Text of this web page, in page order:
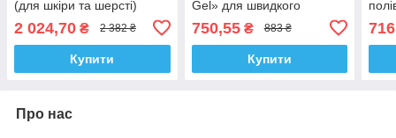
(для шкіри та шерсті)
2 024,70 ₴ 2 382 ₴
Купити
Gel» для швидкого
гель 100 мл
750,55₴ 883 ₴
Купити
Про нас